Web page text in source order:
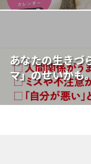
あなたの生きづ
マ」のせいかも